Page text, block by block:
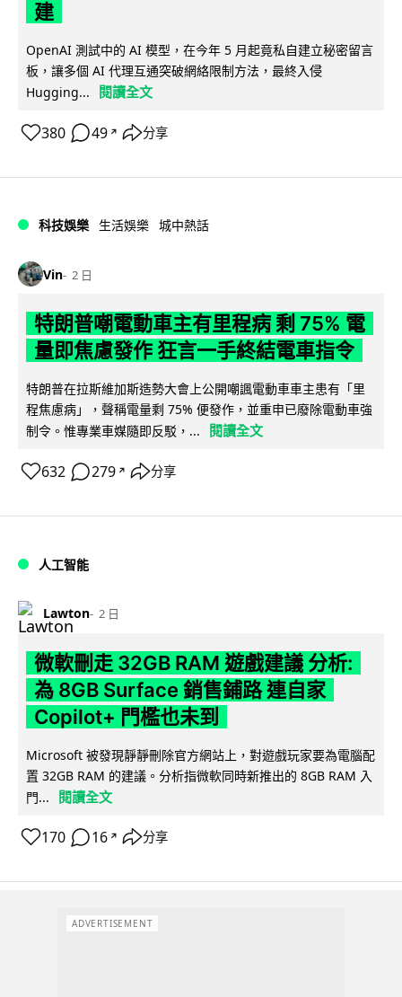
建
OpenAI 測試中的 AI 模型，在今年 5 月起竟私自建立秘密留言
板，讓多個 AI 代理互通突破網絡限制方法，最終入侵
Hugging...
閱讀全文
380 49 ↗ 分享
科技娛樂 生活娛樂 城中熱話
Vin 2 日
特朗普嘲電動車主有里程病 剩 75% 電
量即焦慮發作 狂言一手終結電車指令
特朗普在拉斯維加斯造勢大會上公開嘲諷電動車車主患有「里
程焦慮病」，聲稱電量剩 75% 便發作，並重申已廢除電動車強
制令。惟專業車媒隨即反駁，...
閱讀全文
632 279 ↗ 分享
人工智能
Lawton 2 日
微軟刪走 32GB RAM 遊戲建議 分析:
為 8GB Surface 銷售鋪路 連自家
Copilot+ 門檻也未到
Microsoft 被發現靜靜刪除官方網站上，對遊戲玩家要為電腦配
置 32GB RAM 的建議。分析指微軟同時新推出的 8GB RAM 入
門...
閱讀全文
170 16 ↗ 分享
ADVERTISEMENT